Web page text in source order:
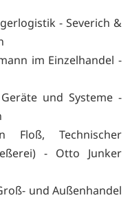
- Severich &
im Einzelhandel -
und Systeme -
Floß, Technischer
- Otto Junker
und Außenhandel